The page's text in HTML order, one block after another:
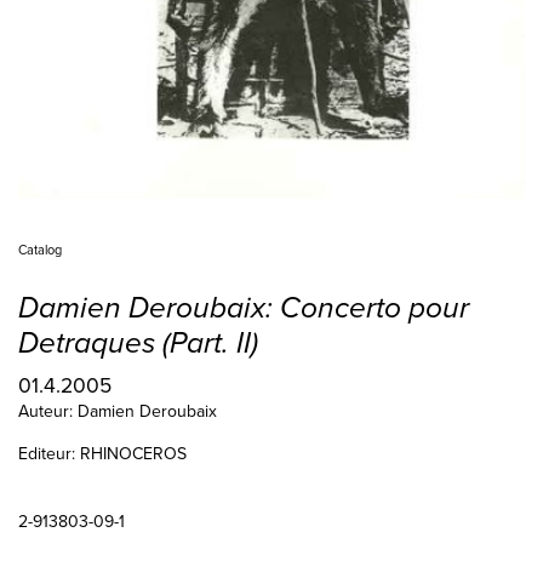
Catalog
Damien Deroubaix: Concerto pour
Detraques (Part. II)
01.4.2005
Auteur: Damien Deroubaix
Editeur: RHINOCEROS
2-913803-09-1